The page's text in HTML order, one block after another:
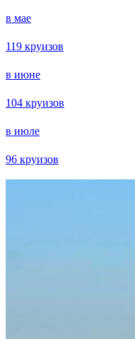
в мае
119 круизов
в июне
104 круизов
в июле
96 круизов